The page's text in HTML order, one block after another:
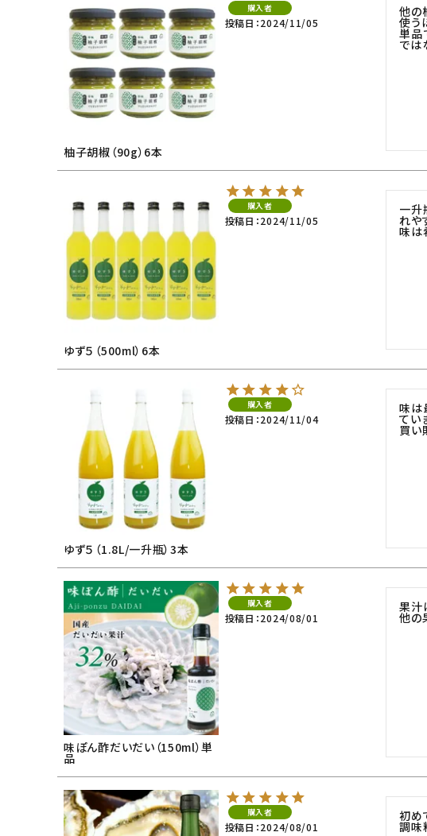
柚子胡椒（90g）6本
購入者
投稿日 2024/11/05
他の
使う
単品
では
ゆず５（500ml）6本
購入者
投稿日 2024/11/05
一升
れや
味は
ゆず５（1.8L/一升瓶）3本
購入者
投稿日 2024/11/04
味は
てい
買い
味ぽん酢だいだい（150ml）単
品
購入者
投稿日 2024/08/01
果汁
他の
購入者
投稿日 2024/08/01
初め
調味